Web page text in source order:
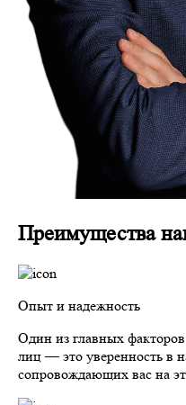
Преимущества
Опыт и надежность
Один из главных
лиц — это уверенность в
сопровождающих вас на